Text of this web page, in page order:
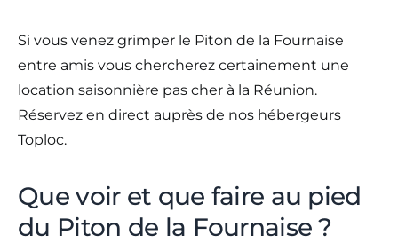
Si vous venez grimper le Piton de la Fournaise
entre amis vous chercherez certainement une
location saisonnière pas cher à la Réunion.
Réservez en direct auprès de nos hébergeurs
Toploc.
Que voir et que faire au pied
du Piton de la Fournaise ?